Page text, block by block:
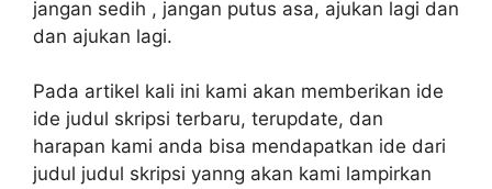
jangan sedih , jangan putus asa, ajukan lagi dan
dan ajukan lagi.
Pada artikel kali ini kami akan memberikan ide
ide judul skripsi terbaru, terupdate, dan
harapan kami anda bisa mendapatkan ide dari
judul judul skripsi yanng akan kami lampirkan